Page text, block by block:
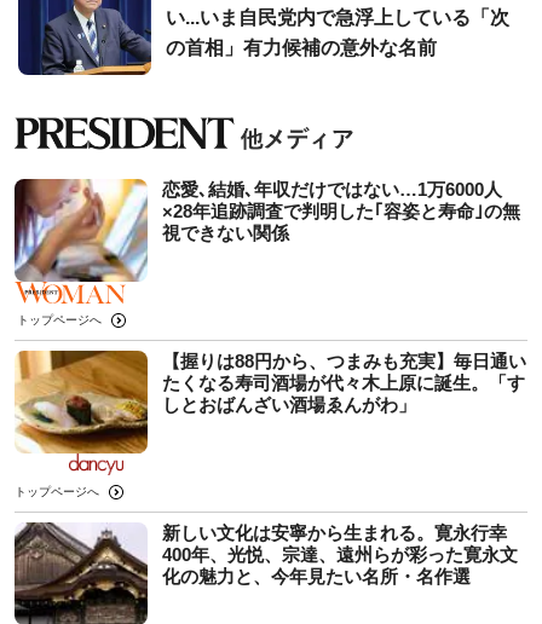
い...いま自民党内で急浮上している「次
の首相」有力候補の意外な名前
恋愛､結婚､年収だけではない…1万6000人
×28年追跡調査で判明した｢容姿と寿命｣の無
視できない関係
トップページへ
【握りは88円から、つまみも充実】毎日通い
たくなる寿司酒場が代々木上原に誕生。「す
しとおばんざい酒場ゑんがわ」
トップページへ
新しい文化は安寧から生まれる。寛永行幸
400年、光悦、宗達、遠州らが彩った寛永文
化の魅力と、今年見たい名所・名作選